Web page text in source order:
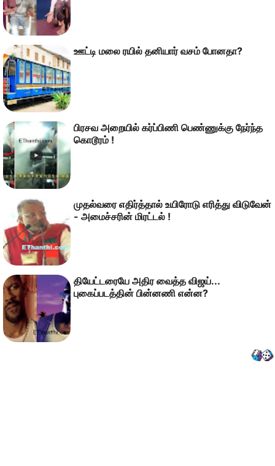
ஊட்டி மலை ரயில் தனியார் வசம் போனதா?
பிரசவ அறையில் கர்ப்பிணி பெண்ணுக்கு நேர்ந்த
கொடூரம் !
முதல்வரை எதிர்த்தால் உயிரோடு எரித்து விடுவேன்
- அமைச்சரின் மிரட்டல் !
தியேட்டரையே அதிர வைத்த விஜய்...
புகைப்படத்தின் பின்னணி என்ன?